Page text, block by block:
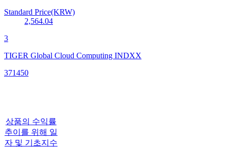
Standard Price(KRW)
2,564.04
3
TIGER Global Cloud Computing INDXX
371450
상품의 수익률
추이를 위해 일
자 및 기초지수